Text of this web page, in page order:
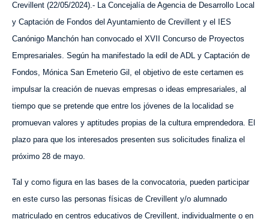
Crevillent (22/05/2024).- La Concejalía de Agencia de Desarrollo Local
y Captación de Fondos del Ayuntamiento de Crevillent y el IES
Canónigo Manchón han convocado el XVII Concurso de Proyectos
Empresariales. Según ha manifestado la edil de ADL y Captación de
Fondos, Mónica San Emeterio Gil, el objetivo de este certamen es
impulsar la creación de nuevas empresas o ideas empresariales, al
tiempo que se pretende que entre los jóvenes de la localidad se
promuevan valores y aptitudes propias de la cultura emprendedora. El
plazo para que los interesados presenten sus solicitudes finaliza el
próximo 28 de mayo.
Tal y como figura en las bases de la convocatoria, pueden participar
en este curso las personas físicas de Crevillent y/o alumnado
matriculado en centros educativos de Crevillent, individualmente o en